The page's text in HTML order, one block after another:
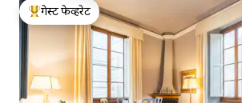
टॉप गेस्ट फेव्हरेट
गेस्ट फेव्हरेट